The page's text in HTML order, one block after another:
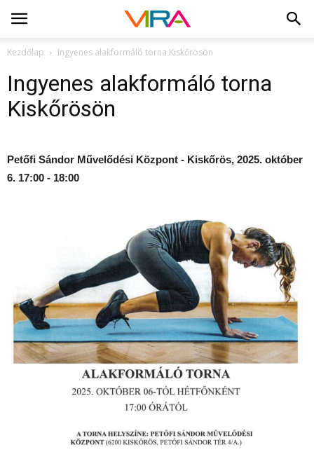
Kezdőlap Ingyenes alakformáló torna Kiskőrösön
Ingyenes alakformáló torna
Kiskőrösön
Petőfi Sándor Művelődési Központ - Kiskőrös, 2025. október
6. 17:00 - 18:00